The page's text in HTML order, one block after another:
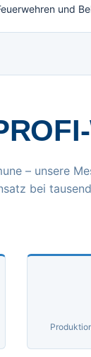
und
– unsere
bei